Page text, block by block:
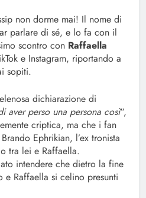
non dorme mai! Il nome di
parlare di sé, e lo fa con il
scontro con Raffaella
e Instagram, riportando a
sopiti.
dichiarazione di
aver perso una persona così“,
criptica, ma che i fan
Ephrikian, l’ex tronista
tra lei e Raffaella.
intendere che dietro la fine
e Raffaella si celino presunti